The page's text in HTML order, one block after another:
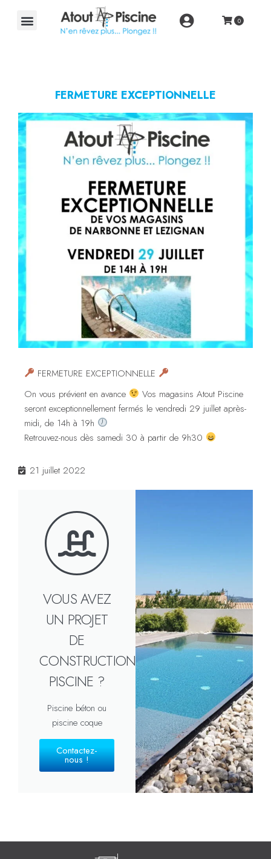
FERMETURE EXCEPTIONNELLE
FERMETURE EXCEPTIONNELLE
On vous prévient en avance
Vos magasins Atout Piscine
seront exceptionnellement fermés le vendredi 29 juillet après-
midi, de 14h à 19h
Retrouvez-nous dès samedi 30 à partir de 9h30
21 juillet 2022
VOUS AVEZ
UN PROJET
DE
CONSTRUCTION
PISCINE ?
Piscine béton ou
piscine coque
Contactez-
nous !